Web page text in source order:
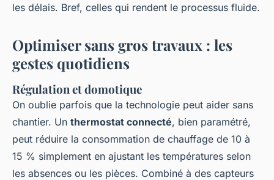
les délais. Bref, celles qui rendent le processus fluide.
Optimiser sans gros travaux : les
gestes quotidiens
Régulation et domotique
On oublie parfois que la technologie peut aider sans
chantier. Un thermostat connecté, bien paramétré,
peut réduire la consommation de chauffage de 10 à
15 % simplement en ajustant les températures selon
les absences ou les pièces. Combiné à des capteurs